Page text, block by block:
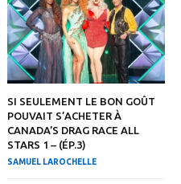
SI SEULEMENT LE BON GOÛT
POUVAIT S’ACHETER À
CANADA’S DRAG RACE ALL
STARS 1 – (ÉP.3)
SAMUEL LAROCHELLE